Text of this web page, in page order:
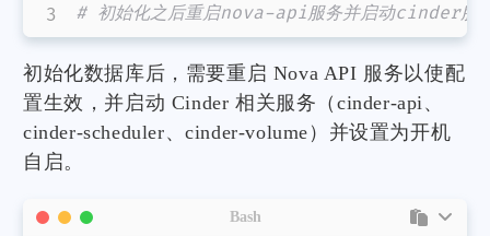
# 初始化之后重启nova-api服务并启动cinder服
初始化数据库后，需要重启 Nova API 服务以使配
置生效，并启动 Cinder 相关服务（cinder-api、
cinder-scheduler、cinder-volume）并设置为开机
自启。
Bash